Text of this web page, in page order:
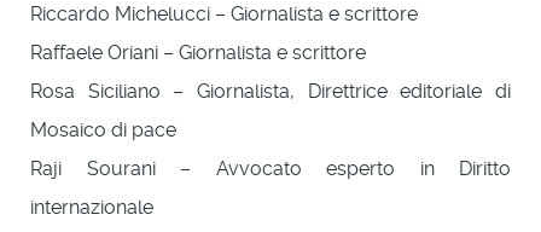
Riccardo Michelucci – Giornalista e scrittore
Raffaele Oriani – Giornalista e scrittore
Rosa Siciliano – Giornalista, Direttrice editoriale di
Mosaico di pace
Raji Sourani – Avvocato esperto in Diritto
internazionale